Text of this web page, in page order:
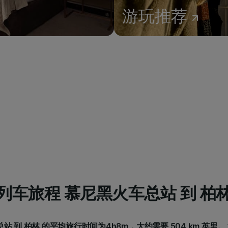
游玩推荐
车旅程 慕尼黑火车总站 到 柏
站 到 柏林 的平均旅行时间为4h8m，大约需要 504 km 英里。